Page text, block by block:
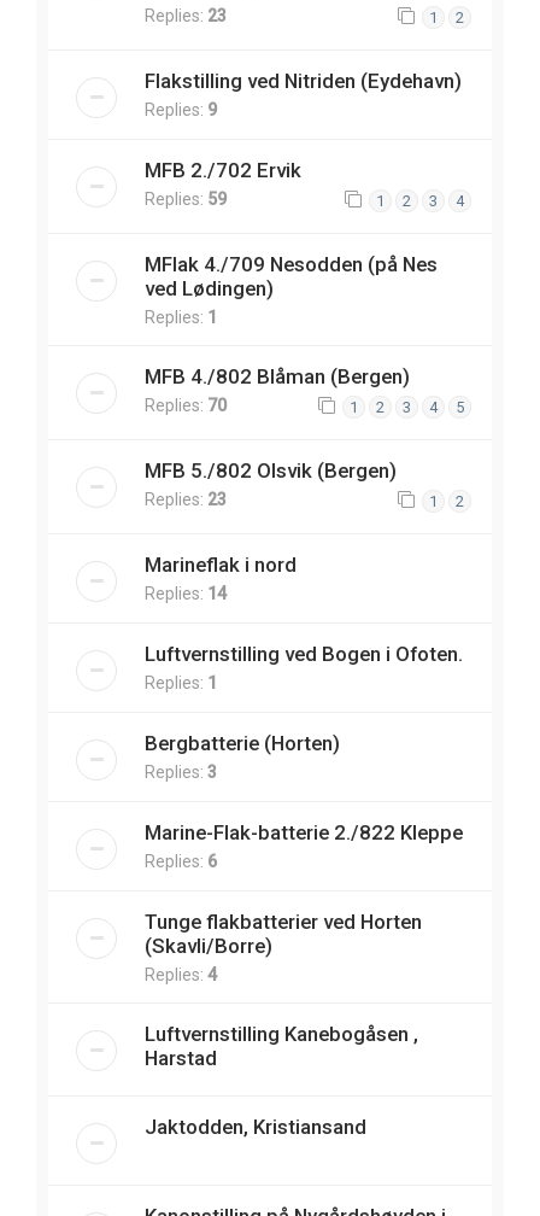
Replies: 23 1 2
Flakstilling ved Nitriden (Eydehavn)
Replies: 9
MFB 2./702 Ervik
Replies: 59 1 2 3 4
MFlak 4./709 Nesodden (på Nes
ved Lødingen)
Replies: 1
MFB 4./802 Blåman (Bergen)
Replies: 70 1 2 3 4 5
MFB 5./802 Olsvik (Bergen)
Replies: 23 1 2
Marineflak i nord
Replies: 14
Luftvernstilling ved Bogen i Ofoten.
Replies: 1
Bergbatterie (Horten)
Replies: 3
Marine-Flak-batterie 2./822 Kleppe
Replies: 6
Tunge flakbatterier ved Horten
(Skavli/Borre)
Replies: 4
Luftvernstilling Kanebogåsen ,
Harstad
Jaktodden, Kristiansand